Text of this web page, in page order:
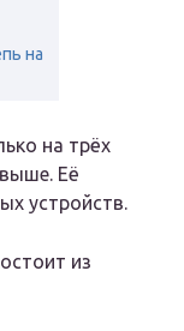
на
на трёх
Её
устройств.
из